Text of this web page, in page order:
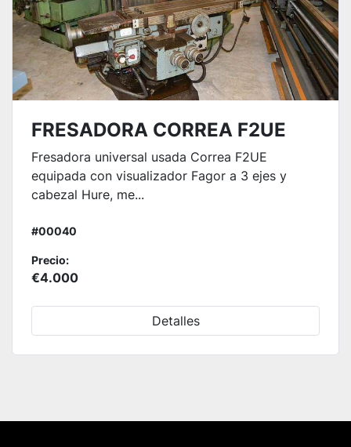
FRESADORA CORREA F2UE
Fresadora universal usada Correa F2UE
equipada con visualizador Fagor a 3 ejes y
cabezal Hure, me...
#00040
Precio:
€4.000
Detalles